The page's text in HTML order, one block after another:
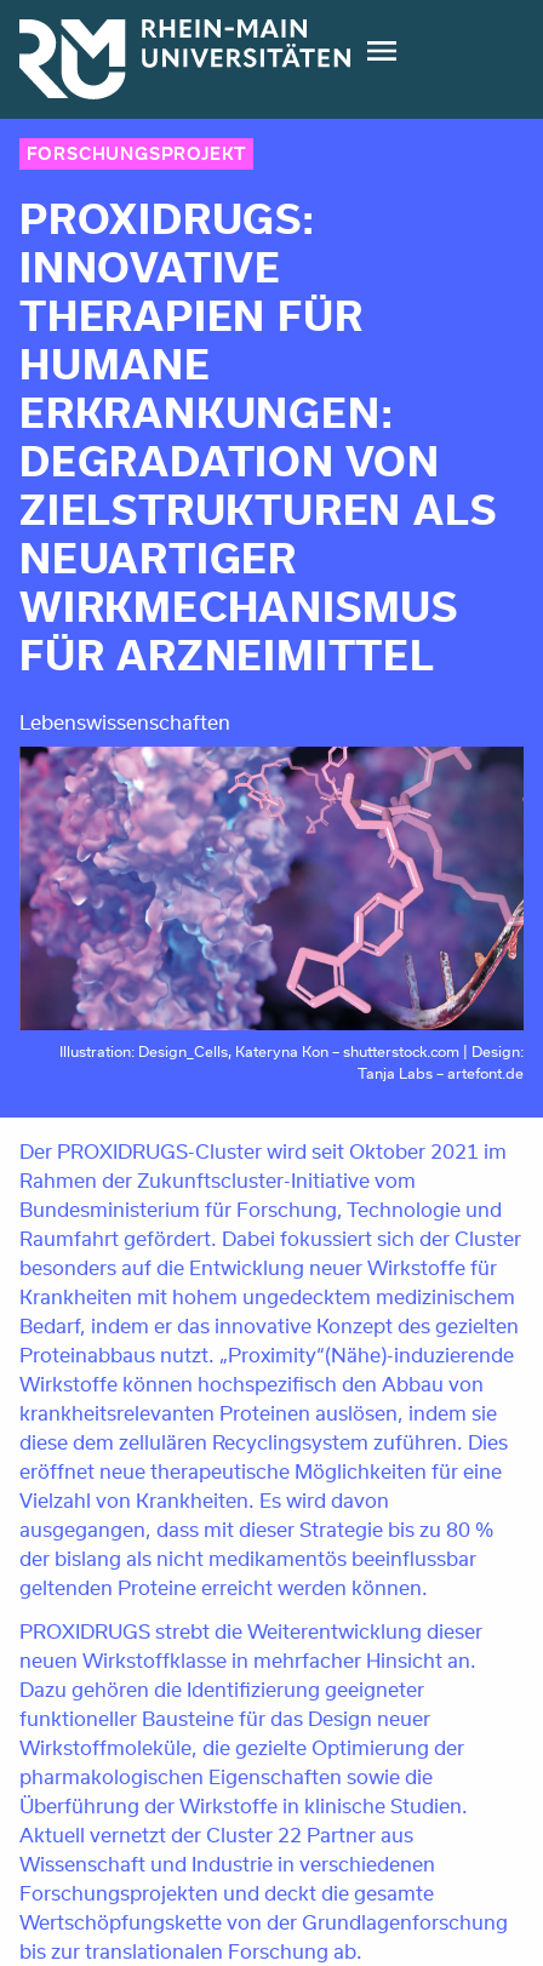
Direkt
zum
Inhalt
FORSCHUNGSPROJEKT
PROXIDRUGS:
INNOVATIVE
THERAPIEN FÜR
HUMANE
ERKRANKUNGEN:
DEGRADATION VON
ZIELSTRUKTUREN ALS
NEUARTIGER
WIRKMECHANISMUS
FÜR ARZNEIMITTEL
Lebenswissenschaften
Illustration: Design_Cells, Kateryna Kon – shutterstock.com | Design:
Tanja Labs – artefont.de
Der PROXIDRUGS-Cluster wird seit Oktober 2021 im
Rahmen der Zukunftscluster-Initiative vom
Bundesministerium für Forschung, Technologie und
Raumfahrt gefördert. Dabei fokussiert sich der Cluster
besonders auf die Entwicklung neuer Wirkstoffe für
Krankheiten mit hohem ungedecktem medizinischem
Bedarf, indem er das innovative Konzept des gezielten
Proteinabbaus nutzt. „Proximity“(Nähe)-induzierende
Wirkstoffe können hochspezifisch den Abbau von
krankheitsrelevanten Proteinen auslösen, indem sie
diese dem zellulären Recyclingsystem zuführen. Dies
eröffnet neue therapeutische Möglichkeiten für eine
Vielzahl von Krankheiten. Es wird davon
ausgegangen, dass mit dieser Strategie bis zu 80 %
der bislang als nicht medikamentös beeinflussbar
geltenden Proteine erreicht werden können.
PROXIDRUGS strebt die Weiterentwicklung dieser
neuen Wirkstoffklasse in mehrfacher Hinsicht an.
Dazu gehören die Identifizierung geeigneter
funktioneller Bausteine für das Design neuer
Wirkstoffmoleküle, die gezielte Optimierung der
pharmakologischen Eigenschaften sowie die
Überführung der Wirkstoffe in klinische Studien.
Aktuell vernetzt der Cluster 22 Partner aus
Wissenschaft und Industrie in verschiedenen
Forschungsprojekten und deckt die gesamte
Wertschöpfungskette von der Grundlagenforschung
bis zur translationalen Forschung ab.